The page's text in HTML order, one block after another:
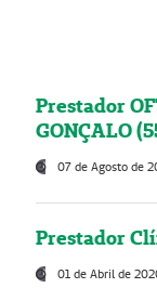
Prestador
GONÇALO
07 de Agosto de
Prestador
01 de Abril de